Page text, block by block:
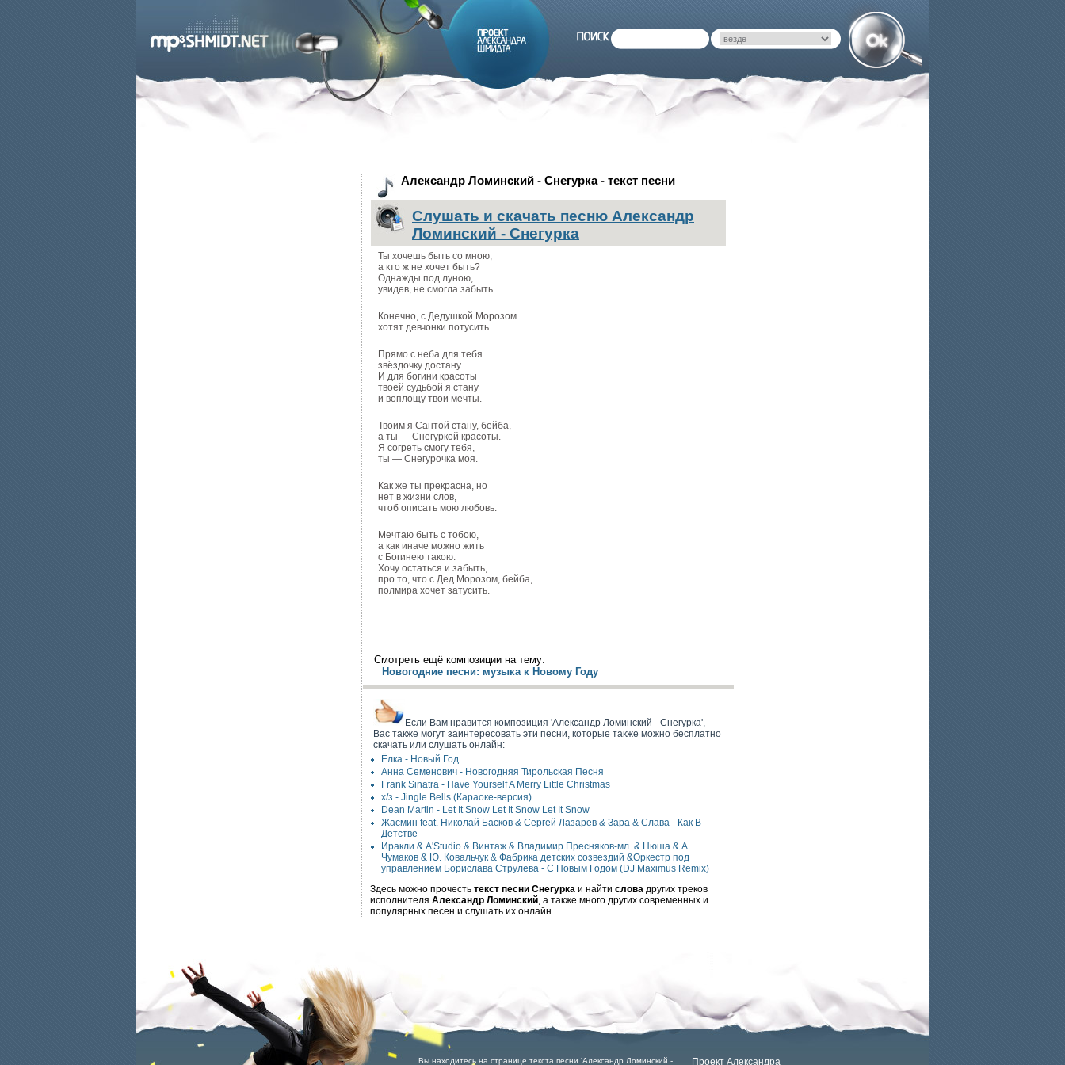
Александр Ломинский - Снегурка - текст песни
Слушать и скачать песню Александр
Ломинский - Снегурка
Ты хочешь быть со мною,
а кто ж не хочет быть?
Однажды под луною,
увидев, не смогла забыть.
Конечно, с Дедушкой Морозом
хотят девчонки потусить.
Прямо с неба для тебя
звёздочку достану.
И для богини красоты
твоей судьбой я стану
и воплощу твои мечты.
Твоим я Сантой стану, бейба,
а ты — Снегуркой красоты.
Я согреть смогу тебя,
ты — Снегурочка моя.
Как же ты прекрасна, но
нет в жизни слов,
чтоб описать мою любовь.
Мечтаю быть с тобою,
а как иначе можно жить
с Богинею такою.
Хочу остаться и забыть,
про то, что с Дед Морозом, бейба,
полмира хочет затусить.
Смотреть ещё композиции на тему:
Новогодние песни: музыка к Новому Году
Если Вам нравится композиция 'Александр Ломинский - Снегурка',
Вас также могут заинтересовать эти песни, которые также можно бесплатно
скачать или слушать онлайн:
Ёлка - Новый Год
Анна Семенович - Новогодняя Тирольская Песня
Frank Sinatra - Have Yourself A Merry Little Christmas
х/з - Jingle Bells (Караоке-версия)
Dean Martin - Let It Snow Let It Snow Let It Snow
Жасмин feat. Николай Басков & Сергей Лазарев & Зара & Слава - Как В
Детстве
Иракли & A'Studio & Винтаж & Владимир Пресняков-мл. & Нюша & А.
Чумаков & Ю. Ковальчук & Фабрика детских созвездий &Оркестр под
управлением Борислава Струлева - С Новым Годом (DJ Maximus Remix)
Здесь можно прочесть текст песни Снегурка и найти слова других треков
исполнителя Александр Ломинский, а также много других современных и
популярных песен и слушать их онлайн.
Вы находитесь на странице текста песни 'Александр Ломинский - Проект Александра